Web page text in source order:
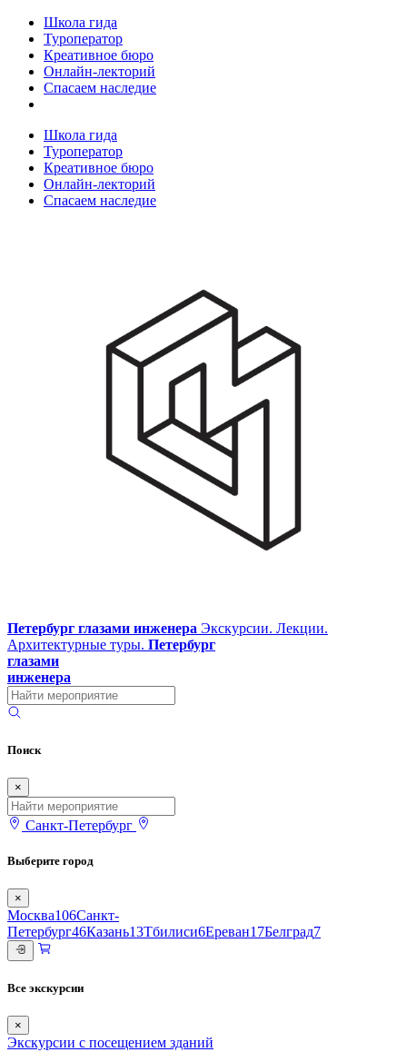
Школа гида
Туроператор
Креативное бюро
Онлайн-лекторий
Спасаем наследие
Школа гида
Туроператор
Креативное бюро
Онлайн-лекторий
Спасаем наследие
Петербург глазами инженера Экскурсии. Лекции.
Архитектурные туры. Петербург
глазами
инженера
Поиск
×
Санкт-Петербург
Выберите город
×
Москва106Санкт-
Петербург46Казань13Тбилиси6Ереван17Белград7
Все экскурсии
×
Экскурсии с посещением зданий